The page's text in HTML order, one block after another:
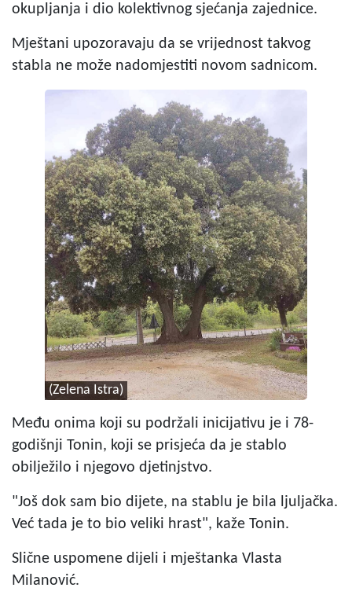
okupljanja i dio kolektivnog sjećanja zajednice.
Mještani upozoravaju da se vrijednost takvog
stabla ne može nadomjestiti novom sadnicom.
(Zelena Istra)
Među onima koji su podržali inicijativu je i 78-
godišnji Tonin, koji se prisjeća da je stablo
obilježilo i njegovo djetinjstvo.
"Još dok sam bio dijete, na stablu je bila ljuljačka.
Već tada je to bio veliki hrast", kaže Tonin.
Slične uspomene dijeli i mještanka Vlasta
Milanović.